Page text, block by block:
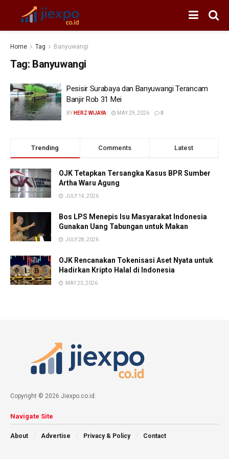
Home Tag Banyuwangi
Tag: Banyuwangi
Pesisir Surabaya dan Banyuwangi Terancam
Banjir Rob 31 Mei
BY HERZ WIJAYA MAY 29, 2026 0
Trending Comments Latest
OJK Tetapkan Tersangka Kasus BPR Sumber
Artha Waru Agung
JULY 14, 2026
Bos LPS Menepis Isu Masyarakat Indonesia
Gunakan Uang Tabungan untuk Makan
JULY 28, 2026
OJK Rencanakan Tokenisasi Aset Nyata untuk
Hadirkan Kripto Halal di Indonesia
MAY 23, 2026
Copyright © 2026 Jiexpo.co.id.
Navigate Site
About Advertise Privacy & Policy Contact